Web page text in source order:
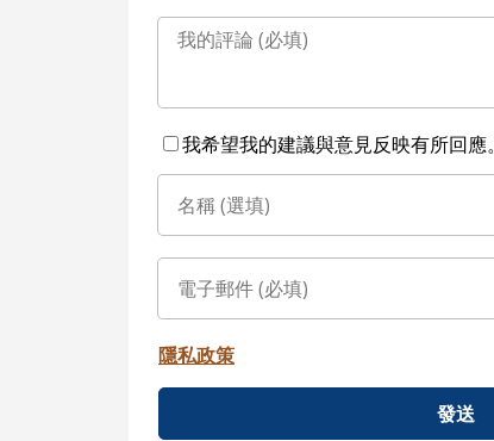
我希望我的建議與意見反映有所回應。
隱私政策
發送